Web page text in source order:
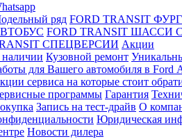
ряд FORD TRANSIT
FORD TRANSIT
СПЕЦВЕРСИИ Акции
Кузовной ремонт
для Вашего автомобиля в Ford
сервиса на которые стоит
программы Гарантия
Запись на тест-драйв О
Юридическая
Новости дилера